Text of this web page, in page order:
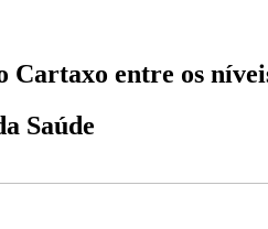
entre os
Saúde